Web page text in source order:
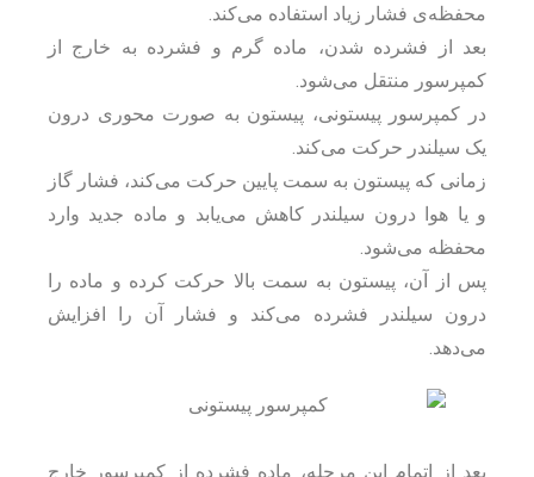
محفظه‌ی فشار زیاد استفاده می‌کند.
بعد از فشرده شدن، ماده گرم و فشرده به خارج از
کمپرسور منتقل می‌شود.
در کمپرسور پیستونی، پیستون به صورت محوری درون
یک سیلندر حرکت می‌کند.
زمانی که پیستون به سمت پایین حرکت می‌کند، فشار گاز
و یا هوا درون سیلندر کاهش می‌یابد و ماده جدید وارد
محفظه می‌شود.
پس از آن، پیستون به سمت بالا حرکت کرده و ماده را
درون سیلندر فشرده می‌کند و فشار آن را افزایش
می‌دهد.
بعد از اتمام این مرحله، ماده فشرده از کمپرسور خارج